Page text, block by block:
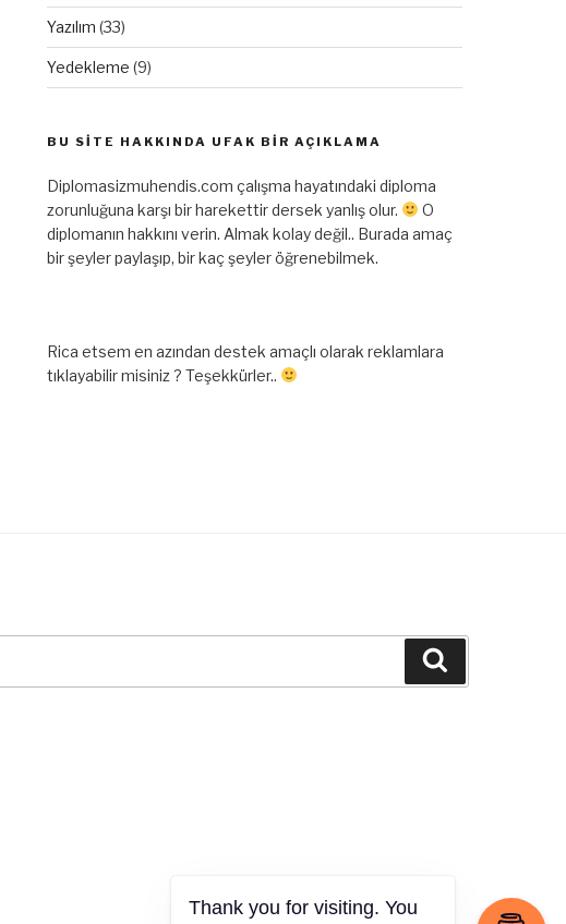
Yazılım (33)
Yedekleme (9)
BU SITE HAKKINDA UFAK BIR AÇIKLAMA
Diplomasizmuhendis.com çalışma hayatındaki diploma
zorunluğuna karşı bir harekettir dersek yanlış olur.
O
diplomanın hakkını verin. Almak kolay değil.. Burada amaç
bir şeyler paylaşıp, bir kaç şeyler öğrenebilmek.
Rica etsem en azından destek amaçlı olarak reklamlara
tıklayabilir misiniz ? Teşekkürler..
Thank you for visiting. You